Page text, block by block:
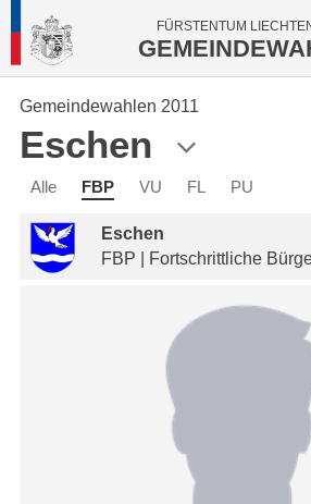
FÜRSTENTUM
Gemeindewahlen 2011
Eschen
Alle FBP VU FL PU
Eschen
FBP | Fortschrittliche